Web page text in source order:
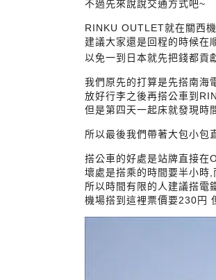
不過先來說說交通方式吧~
RINKU OUTLET就在關西
建議大家還是回程的時候在
以免一到日本就先把錢都貢
我們原先的打算是先搭南海
放好行李之後再搭公車到
但是第四天一起床就發現時
所以最後我們帶著大包小包
搭公車的好處是站牌直接在
壞處是搭乘的時間要半小時
所以時間有限的人建議搭電
機場搭到這裡票價要230円